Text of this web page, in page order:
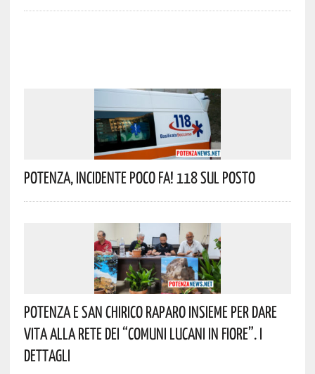
Potenza, Incidente Poco Fa! 118 Sul Posto
Potenza E San Chirico Raparo Insieme Per Dare
Vita Alla Rete Dei “Comuni Lucani In Fiore”. I
Dettagli